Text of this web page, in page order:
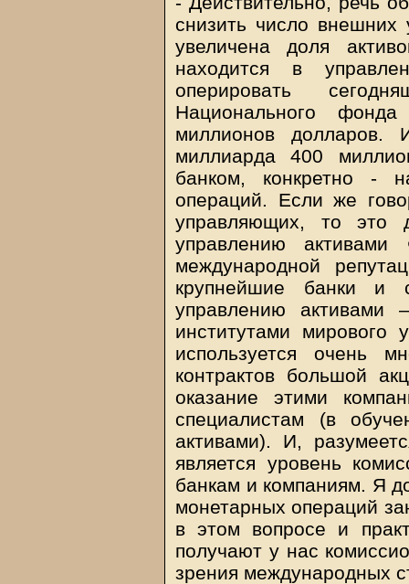
снизить число
увеличена доля
находится в
оперировать
Национального
миллионов
миллиарда 400
банком, конкретно -
операций. Если же
управляющих, то это
управлению
международной
крупнейшие банки и
управлению активами
институтами мирового
используется очень
контрактов большой
оказание этими
специалистам (в
активами). И,
является уровень
банкам и компаниям. Я
монетарных операций
в этом вопросе и
получают у нас
зрения международных